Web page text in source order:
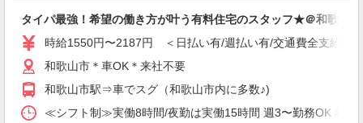
・介護付有料老人ホーム フローレンス三寿
・グループホーム フローレンス三寿 和歌山県和
歌山市向180-1
キープ
パート
パナソニック エイジフリーケアセンター和歌山北島
タイパ最強！希望の働き方が叶う有料住宅のスタッフ★＠和歌山
時給1550円〜2187円 ＜日払い有/週払い有/交通費全支給(ガ
和歌山市＊車OK＊来社不要
和歌山市駅⇒車でスグ（和歌山市内に多数♪)
≪シフト制≫実働8時間/夜勤は実働15時間 週3〜勤務OK 希